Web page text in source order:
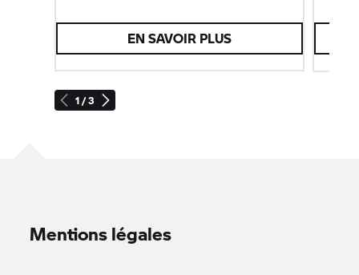
1 / 3
EN SAVOIR PLUS
Mentions légales